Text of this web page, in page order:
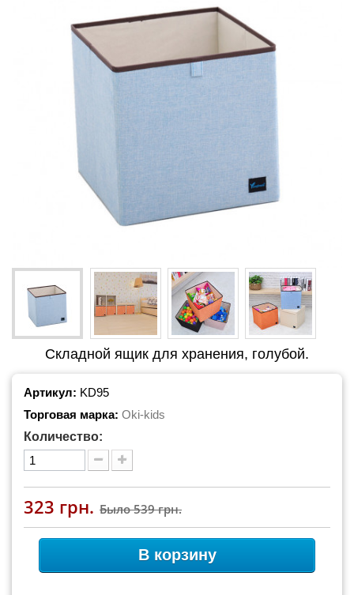
Складной ящик для хранения, голубой.
Артикул: KD95
Торговая марка: Oki-kids
Количество:
323 грн. Было539 грн.
В корзину